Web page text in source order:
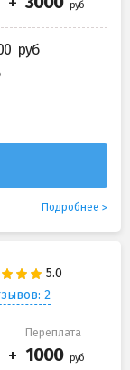
Подробнее
2
Переплата